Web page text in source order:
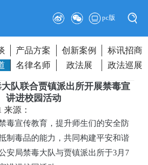
pc版
产品方案 创新案例
标讯招商
名律名师 政法展 政法巡展
队联合贾镇派出所开展禁毒宣
讲进校园活动
来源：
宣传教育，提升师生们的安全防
制毒品的能力，共同构建平安和谐
安局禁毒大队与贾镇派出所于3月7